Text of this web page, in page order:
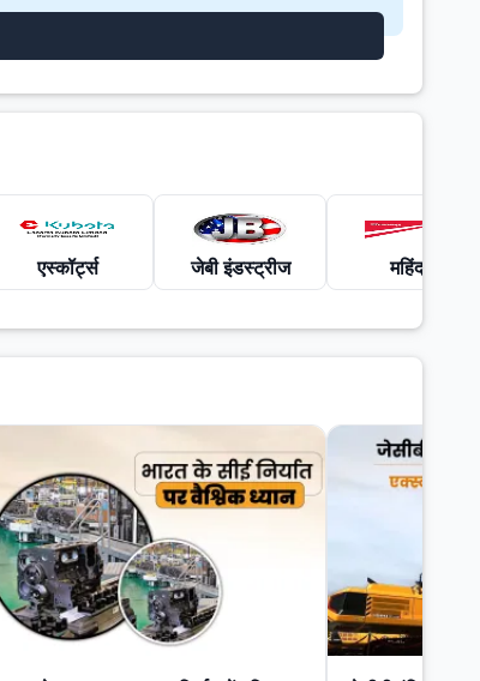
एस्कॉर्ट्स जेबी इंडस्ट्रीज महिंद्रा